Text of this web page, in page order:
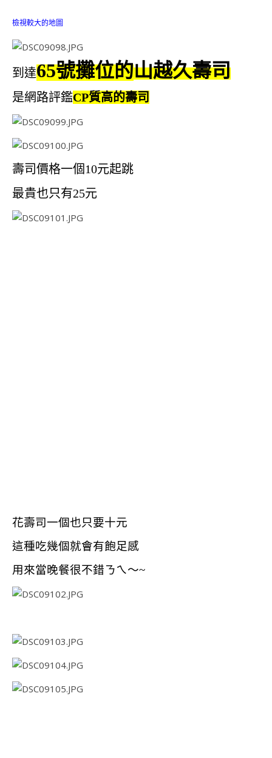
檢視較大的地圖
到達65號攤位的山越久壽司
是網路評鑑CP質高的壽司
壽司價格一個10元起跳
最貴也只有25元
花壽司一個也只要十元
這種吃幾個就會有飽足感
用來當晚餐很不錯ㄋㄟ～~